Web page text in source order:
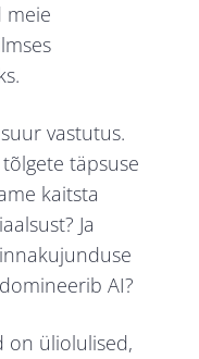
meie
vastutus.
täpsuse
kaitsta
Ja
AI?
on üliolulised,